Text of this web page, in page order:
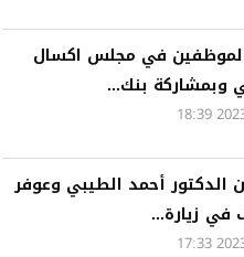
في مجلس اكسال
وبمشاركة بنك...
الدكتور أحمد الطيبي وعوفر
زيارة...